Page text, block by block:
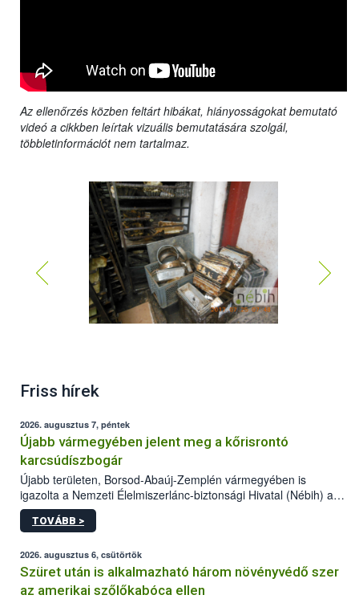
Az ellenőrzés közben feltárt hibákat, hiányosságokat bemutató
videó a cikkben leírtak vizuális bemutatására szolgál,
többletinformációt nem tartalmaz.
Friss hírek
2026. augusztus 7, péntek
Újabb vármegyében jelent meg a kőrisrontó
karcsúdíszbogár
Újabb területen, Borsod-Abaúj-Zemplén vármegyében is
igazolta a Nemzeti Élelmiszerlánc-biztonsági Hivatal (Nébih) a
kőrisrontó karcsúdíszbogár (Agrilus planipennis) jelenlétét. A
kártevőt nem csak színcsapdában találták meg, de már fertőzött
az intenzív felderítést, emellett az intézkedéseket a szlovák
hatósággal is összehangolják a terjedés megállítása érdekében.
TOVÁBB >
2026. augusztus 6, csütörtök
Szüret után is alkalmazható három növényvédő szer
az amerikai szőlőkabóca ellen